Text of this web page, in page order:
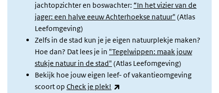
jachtopzichter en boswachter: “In het vizier van de
jager: een halve eeuw Achterhoekse natuur" (Atlas
Leefomgeving)
Zelfs in de stad kun je je eigen natuurplekje maken?
Hoe dan? Dat lees je in "Tegelwippen: maak jouw
stukje natuur in de stad" (Atlas Leefomgeving)
Bekijk hoe jouw eigen leef- of vakantieomgeving
scoort op Check je plek!